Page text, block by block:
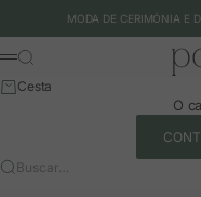
MODA DE CERIMÓNIA E
Menu
Buscar
Cesta
O
Buscar…